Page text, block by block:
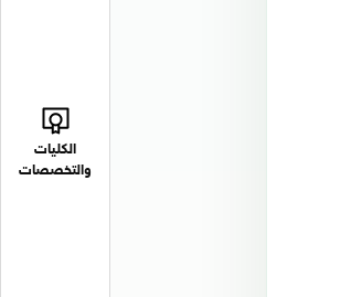
الكليات
والتخصصات